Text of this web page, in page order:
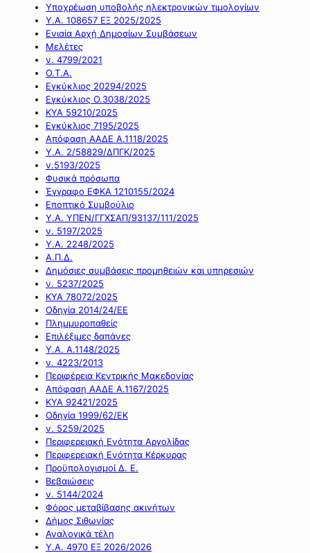
Υποχρέωση υποβολής ηλεκτρονικών τιμολογίων
Υ.Α. 108657 ΕΞ 2025/2025
Ενιαία Αρχή Δημοσίων Συμβάσεων
Μελέτες
ν. 4799/2021
Ο.Τ.Α.
Εγκύκλιος 20294/2025
Εγκύκλιος Ο.3038/2025
ΚΥΑ 59210/2025
Εγκύκλιος 7195/2025
Απόφαση ΑΑΔΕ Α.1118/2025
Υ.Α. 2/58829/ΔΠΓΚ/2025
ν.5193/2025
Φυσικά πρόσωπα
Έγγραφο ΕΦΚΑ 1210155/2024
Εποπτικό Συμβούλιο
Υ.Α. ΥΠΕΝ/ΓΓΧΣΑΠ/93137/111/2025
ν. 5197/2025
Υ.Α. 2248/2025
Α.Π.Δ.
Δημόσιες συμβάσεις προμηθειών και υπηρεσιών
ν. 5237/2025
ΚΥΑ 78072/2025
Οδηγία 2014/24/ΕΕ
Πλημμυροπαθείς
Επιλέξιμες δαπάνες
Υ.Α. Α.1148/2025
ν. 4223/2013
Περιφέρεια Κεντρικής Μακεδονίας
Απόφαση ΑΑΔΕ Α.1167/2025
ΚΥΑ 92421/2025
Οδηγία 1999/62/ΕΚ
ν. 5259/2025
Περιφερειακή Ενότητα Αργολίδας
Περιφερειακή Ενότητα Κέρκυρας
Προϋπολογισμοί Δ. Ε.
Βεβαιώσεις
ν. 5144/2024
Φόρος μεταβίβασης ακινήτων
Δήμος Σιθωνίας
Αναλογικά τέλη
Υ.Α. 4970 ΕΞ 2026/2026